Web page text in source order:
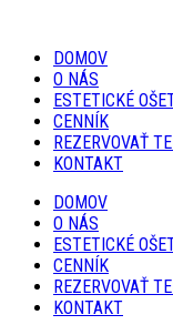
DOMOV
O NÁS
ESTETICKÉ
CENNÍK
REZERVOVAŤ
KONTAKT
DOMOV
O NÁS
ESTETICKÉ
CENNÍK
REZERVOVAŤ
KONTAKT